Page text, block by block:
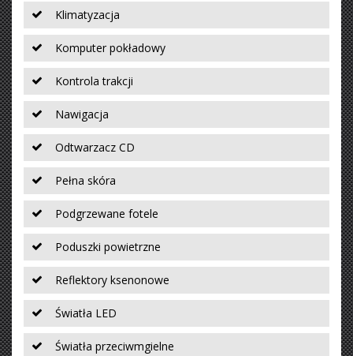
Klimatyzacja
Komputer pokładowy
Kontrola trakcji
Nawigacja
Odtwarzacz CD
Pełna skóra
Podgrzewane fotele
Poduszki powietrzne
Reflektory ksenonowe
Światła LED
Światła przeciwmgielne